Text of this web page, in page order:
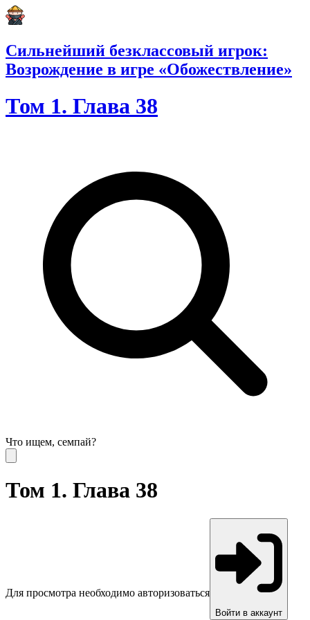
Сильнейший безклассовый игрок:
Возрождение в игре «Обожествление»
Том 1. Глава 38
Что ищем, семпай?
Том 1. Глава 38
Для просмотра необходимо авторизоваться
Войти в аккаунт